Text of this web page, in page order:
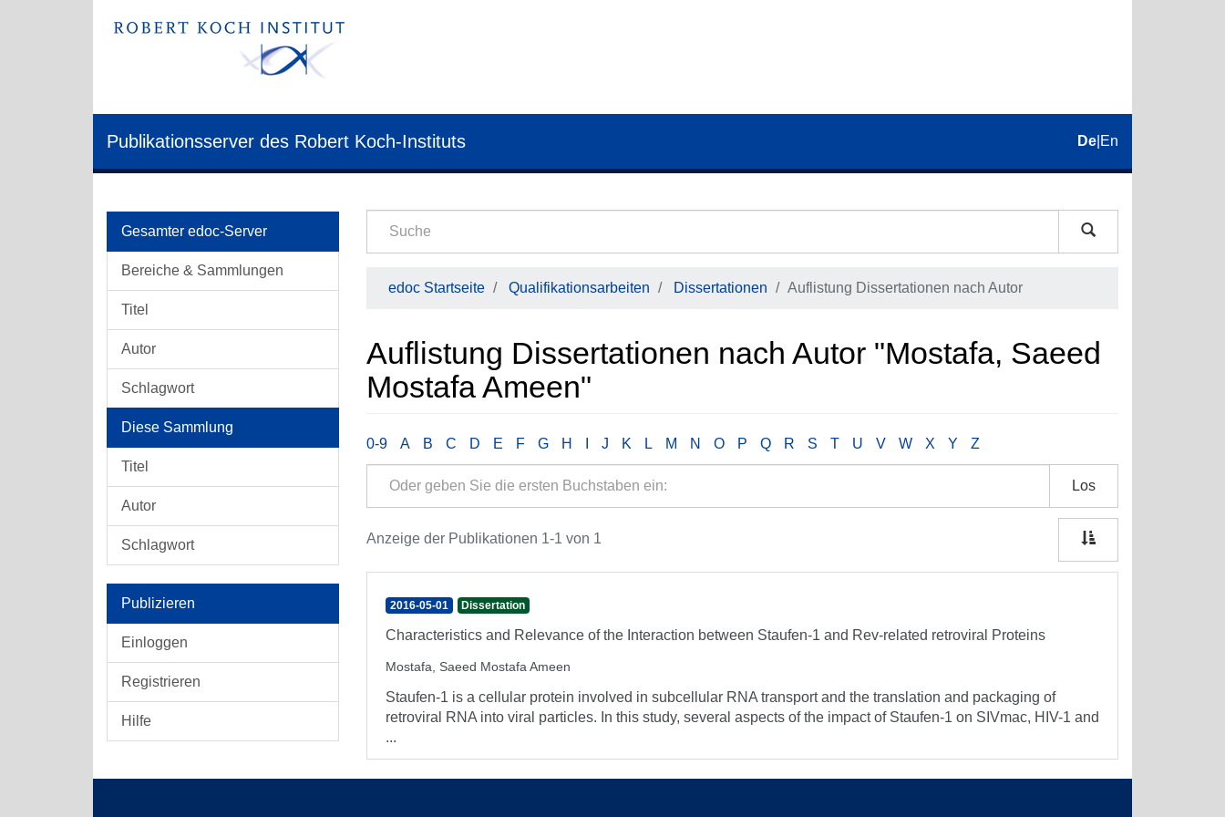
Publikationsserver des Robert Koch-Instituts De En
Gesamter edoc-Server
Bereiche & Sammlungen
Titel
Autor
Schlagwort
Diese Sammlung
Titel
Autor
Schlagwort
Publizieren
Einloggen
Registrieren
Hilfe
edoc Startseite Qualifikationsarbeiten Dissertationen Auflistung Dissertationen nach Autor
Auflistung Dissertationen nach Autor "Mostafa, Saeed
Mostafa Ameen"
0-9 A B C D E F G H J K L M N O P Q R S T U V W X Y Z
Los
Anzeige der Publikationen 1-1 von 1
2016-05-01 Dissertation
Characteristics and Relevance of the Interaction between Staufen-1 and Rev-related retroviral Proteins
Mostafa, Saeed Mostafa Ameen
Staufen-1 is a cellular protein involved in subcellular RNA transport and the translation and packaging of
retroviral RNA into viral particles. In this study, several aspects of the impact of Staufen-1 on SIVmac, HIV-1 and
...